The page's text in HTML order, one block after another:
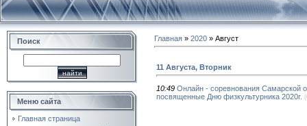
Поиск
Меню сайта
Главная страница
Главная » 2020 » Август
11 Августа, Вторник
10:49 Онлайн - соревнования Самарской
посвященные Дню физкультурника 2020г.